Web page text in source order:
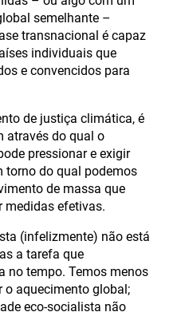
semelhante –
transnacional é capaz
individuais que
e convencidos para
de justiça climática, é
através do qual o
pressionar e exigir
torno do qual podemos
de massa que
medidas efetivas.
(infelizmente) não está
a tarefa que
no tempo. Temos menos
o aquecimento global;
eco-socialista não